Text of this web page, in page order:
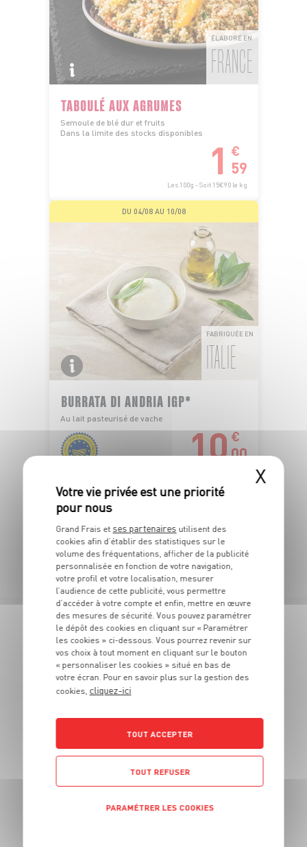
ÉLABORÉ EN
FRANCE
TABOULÉ AUX AGRUMES
Semoule de blé dur et fruits
Dans la limite des stocks disponibles
1 €
59
Les 100g - Soit 15€90 le kg
DU 04/08 AU 10/08
FABRIQUÉE EN
ITALIE
BURRATA DI ANDRIA IGP*
Au lait pasteurisé de vache
10 €
00
TOUTES NOS PROMOTIONS
LES MAGASINS
À PROXIMITÉ
Grand Frais habituel ? Trouvez ci-dessous ceux qui sont les
X
Grand Frais et ses partenaires utilisent des
cookies afin d’établir des statistiques sur le
volume des fréquentations, afficher de la publicité
personnalisée en fonction de votre navigation,
votre profil et votre localisation, mesurer
l’audience de cette publicité, vous permettre
d’accéder à votre compte et enfin, mettre en œuvre
des mesures de sécurité. Vous pouvez paramétrer
le dépôt des cookies en cliquant sur « Paramétrer
les cookies » ci-dessous. Vous pourrez revenir sur
vos choix à tout moment en cliquant sur le bouton
« personnaliser les cookies » situé en bas de
votre écran. Pour en savoir plus sur la gestion des
cookies, cliquez-ici
TOUT ACCEPTER
TOUT REFUSER
PARAMÉTRER LES COOKIES